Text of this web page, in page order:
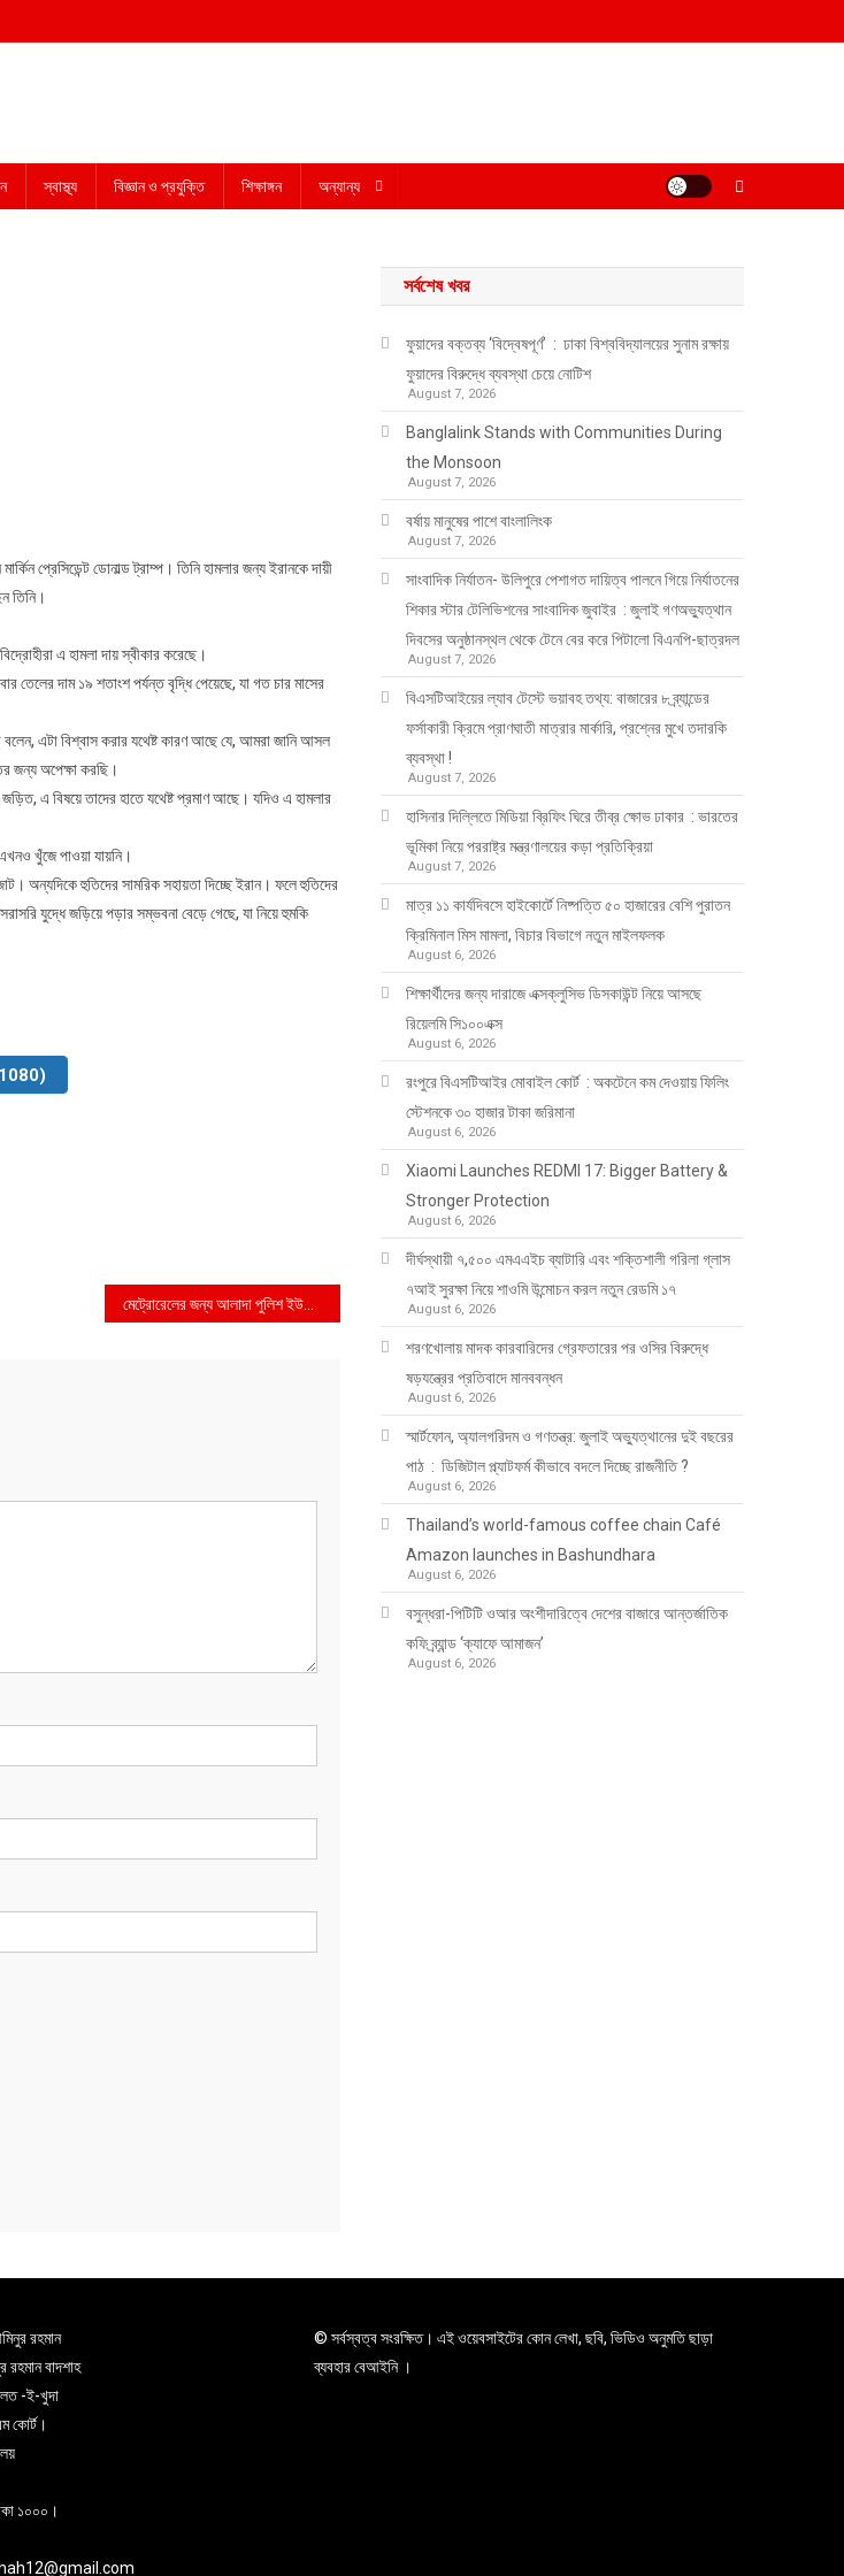
স্বাস্থ্য বিজ্ঞান ও প্রযুক্তি শিক্ষাঙ্গন অন্যান্য
প্রেসিডেন্ট ডোনাল্ড ট্রাম্প। তিনি হামলার জন্য ইরানকে দায়ী
তিনি।
এ হামলা দায় স্বীকার করেছে।
দাম ১৯ শতাংশ পর্যন্ত বৃদ্ধি পেয়েছে, যা গত চার মাসের
বলেন, এটা বিশ্বাস করার যথেষ্ট কারণ আছে যে, আমরা জানি আসল
জন্য অপেক্ষা করছি।
এ বিষয়ে তাদের হাতে যথেষ্ট প্রমাণ আছে। যদিও এ হামলার
খুঁজে পাওয়া যায়নি।
অন্যদিকে হুতিদের সামরিক সহায়তা দিচ্ছে ইরান। ফলে হুতিদের
যুদ্ধে জড়িয়ে পড়ার সম্ভবনা বেড়ে গেছে, যা নিয়ে হুমকি
সর্বশেষ খবর
ফুয়াদের বক্তব্য ‘বিদ্বেষপূর্ণ’ : ঢাকা বিশ্ববিদ্যালয়ের সুনাম রক্ষায়
ফুয়াদের বিরুদ্ধে ব্যবস্থা চেয়ে নোটিশ
August 7, 2026
Banglalink Stands with Communities During
the Monsoon
August 7, 2026
বর্ষায় মানুষের পাশে বাংলালিংক
August 7, 2026
সাংবাদিক নির্যাতন- উলিপুরে পেশাগত দায়িত্ব পালনে গিয়ে নির্যাতনের
শিকার স্টার টেলিভিশনের সাংবাদিক জুবাইর : জুলাই গণঅভ্যুত্থান
দিবসের অনুষ্ঠানস্থল থেকে টেনে বের করে পিটালো বিএনপি-ছাত্রদল
August 7, 2026
বিএসটিআইয়ের ল্যাব টেস্টে ভয়াবহ তথ্য: বাজারের ৮ ব্র্যান্ডের
ফর্সাকারী ক্রিমে প্রাণঘাতী মাত্রার মার্কারি, প্রশ্নের মুখে তদারকি
ব্যবস্থা !
August 7, 2026
হাসিনার দিল্লিতে মিডিয়া ব্রিফিং ঘিরে তীব্র ক্ষোভ ঢাকার : ভারতের
ভূমিকা নিয়ে পররাষ্ট্র মন্ত্রণালয়ের কড়া প্রতিক্রিয়া
August 7, 2026
মাত্র ১১ কার্যদিবসে হাইকোর্টে নিষ্পত্তি ৫০ হাজারের বেশি পুরাতন
ক্রিমিনাল মিস মামলা, বিচার বিভাগে নতুন মাইলফলক
August 6, 2026
শিক্ষার্থীদের জন্য দারাজে এক্সক্লুসিভ ডিসকাউন্ট নিয়ে আসছে
রিয়েলমি সি১০০এক্স
August 6, 2026
রংপুরে বিএসটিআইর মোবাইল কোর্ট : অকটেনে কম দেওয়ায় ফিলিং
স্টেশনকে ৩০ হাজার টাকা জরিমানা
August 6, 2026
Xiaomi Launches REDMI 17: Bigger Battery &
Stronger Protection
August 6, 2026
দীর্ঘস্থায়ী ৭,৫০০ এমএএইচ ব্যাটারি এবং শক্তিশালী গরিলা গ্লাস
৭আই সুরক্ষা নিয়ে শাওমি উন্মোচন করল নতুন রেডমি ১৭
August 6, 2026
শরণখোলায় মাদক কারবারিদের গ্রেফতারের পর ওসির বিরুদ্ধে
ষড়যন্ত্রের প্রতিবাদে মানববন্ধন
August 6, 2026
স্মার্টফোন, অ্যালগরিদম ও গণতন্ত্র: জুলাই অভ্যুত্থানের দুই বছরের
পাঠ : ডিজিটাল প্ল্যাটফর্ম কীভাবে বদলে দিচ্ছে রাজনীতি ?
August 6, 2026
Thailand’s world-famous coffee chain Café
Amazon launches in Bashundhara
August 6, 2026
বসুন্ধরা-পিটিটি ওআর অংশীদারিত্বে দেশের বাজারে আন্তর্জাতিক
কফি ব্র্যান্ড ‘ক্যাফে আমাজন’
August 6, 2026
রহমান
বাদশাহ
-ই-খুদা
কোর্ট।
১০০০।
© সর্বস্বত্ব সংরক্ষিত। এই ওয়েবসাইটের কোন লেখা, ছবি, ভিডিও অনুমতি ছাড়া
ব্যবহার বেআইনি ।